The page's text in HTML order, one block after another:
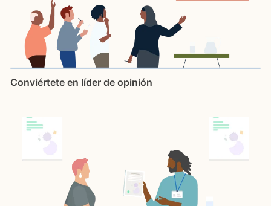
Conviértete en líder de opinión